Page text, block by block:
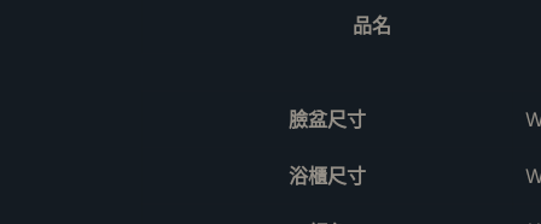
品名
臉盆尺寸
浴櫃尺寸